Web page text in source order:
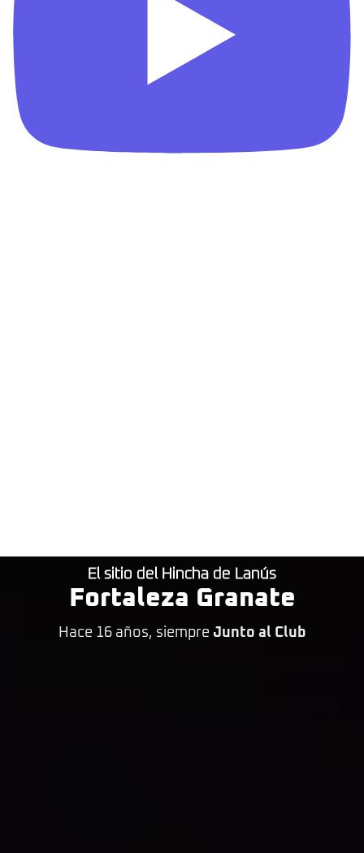
El sitio del Hincha de Lanús
Fortaleza Granate
Hace 16 años, siempre Junto al Club